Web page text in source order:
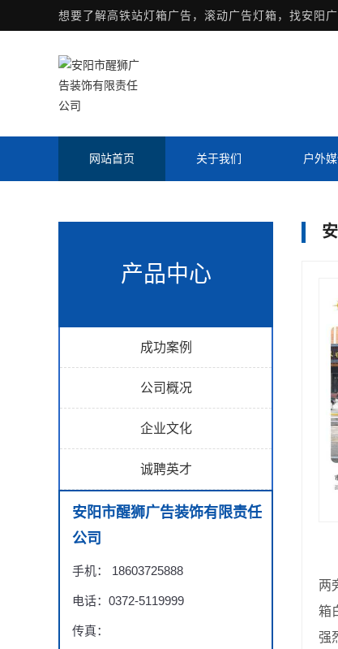
想要了解高铁站灯箱广告，滚动广告灯箱，找安阳
网站首页 关于我们 户外
产品中心
成功案例
公司概况
企业文化
诚聘英才
安阳市醒狮广告装饰有限责任
公司
手机： 18603725888
电话：0372-5119999
传真：
两
箱
强